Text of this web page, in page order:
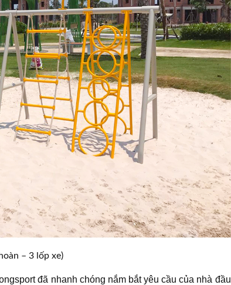
– 3 lốp xe)
đã nhanh chóng nắm bắt yêu cầu của nhà đầu